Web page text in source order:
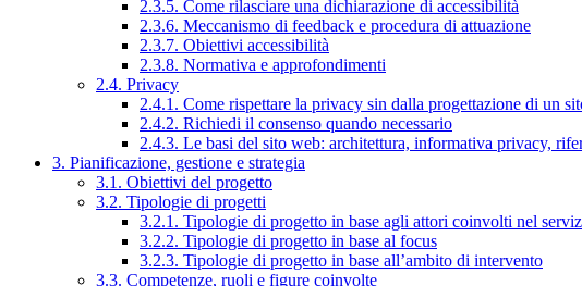
2.3.5. Come rilasciare una dichiarazione di accessibilità
2.3.6. Meccanismo di feedback e procedura di attuazione
2.3.7. Obiettivi accessibilità
2.3.8. Normativa e approfondimenti
2.4. Privacy
2.4.1. Come rispettare la privacy sin dalla progettazione di un
2.4.2. Richiedi il consenso quando necessario
2.4.3. Le basi del sito web: architettura, informativa privacy,
3. Pianificazione, gestione e strategia
3.1. Obiettivi del progetto
3.2. Tipologie di progetti
3.2.1. Tipologie di progetto in base agli attori coinvolti nel
3.2.2. Tipologie di progetto in base al focus
3.2.3. Tipologie di progetto in base all’ambito di intervento
3.3. Competenze, ruoli e figure coinvolte